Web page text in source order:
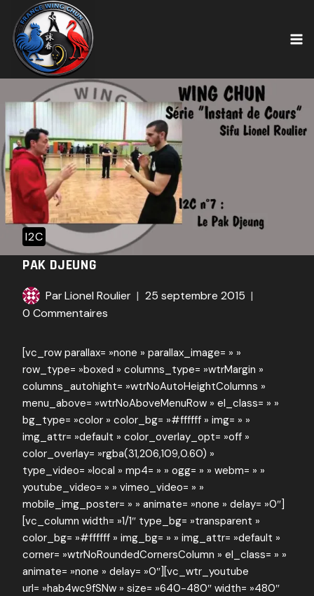
content
I2C
PAK DJEUNG
ParLionel Roulier
25 septembre 2015
0 Commentaires
[vc_row parallax= »none » parallax_image= » »
row_type= »boxed » columns_type= »wtrMargin »
columns_autohight= »wtrNoAutoHeightColumns »
menu_above= »wtrNoAboveMenuRow » el_class= » »
bg_type= »color » color_bg= »#ffffff » img= » »
img_attr= »default » color_overlay_opt= »off »
color_overlay= »rgba(31,206,109,0.60) »
type_video= »local » mp4= » » ogg= » » webm= » »
youtube_video= » » vimeo_video= » »
mobile_img_poster= » » animate= »none » delay= »0″]
[vc_column width= »1/1″ type_bg= »transparent »
color_bg= »#ffffff » img_bg= » » img_attr= »default »
corner= »wtrNoRoundedCornersColumn » el_class= » »
animate= »none » delay= »0″][vc_wtr_youtube
url= »hab4wc9fSNw » size= »640-480″ width= »480″